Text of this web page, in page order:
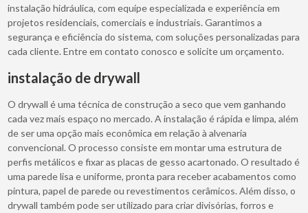
instalação hidráulica, com equipe especializada e experiência em
projetos residenciais, comerciais e industriais. Garantimos a
segurança e eficiência do sistema, com soluções personalizadas para
cada cliente. Entre em contato conosco e solicite um orçamento.
instalação de drywall
O drywall é uma técnica de construção a seco que vem ganhando
cada vez mais espaço no mercado. A instalação é rápida e limpa, além
de ser uma opção mais econômica em relação à alvenaria
convencional. O processo consiste em montar uma estrutura de
perfis metálicos e fixar as placas de gesso acartonado. O resultado é
uma parede lisa e uniforme, pronta para receber acabamentos como
pintura, papel de parede ou revestimentos cerâmicos. Além disso, o
drywall também pode ser utilizado para criar divisórias, forros e